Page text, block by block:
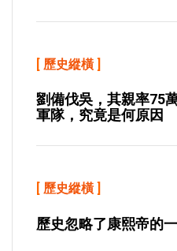
[ 歷史縱橫 ]
劉備伐吳，其親率75
軍隊，究竟是何原因
[ 歷史縱橫 ]
歷史忽略了康熙帝的